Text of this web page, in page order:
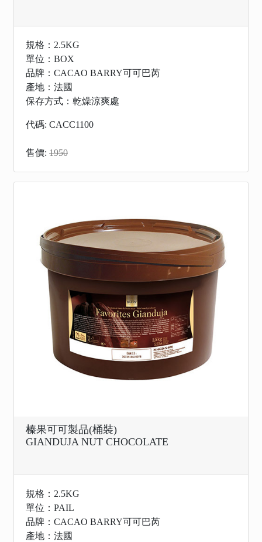
規格：2.5KG
單位：BOX
品牌：CACAO BARRY可可巴芮
產地：法國
保存方式：乾燥涼爽處
代碼: CACC1100
售價: 1950
榛果可可製品(桶裝)
GIANDUJA NUT CHOCOLATE
規格：2.5KG
單位：PAIL
品牌：CACAO BARRY可可巴芮
產地：法國